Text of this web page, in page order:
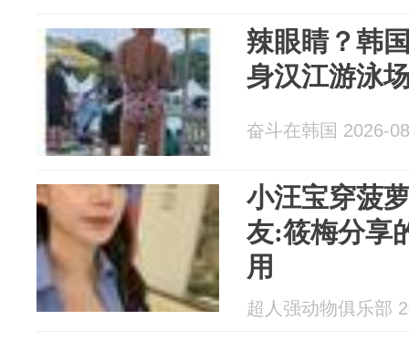
辣眼睛？韩
身汉江游泳
奋斗在韩国 2026-
小汪宝穿菠
友:筱梅分享
用
超人强动物俱乐部